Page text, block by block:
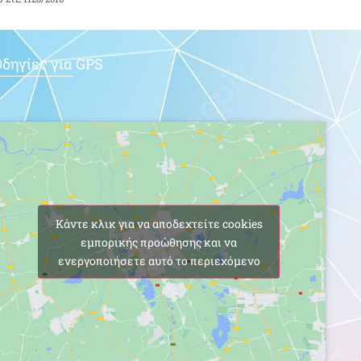
για GPS
Κάντε κλικ για να αποδεχτείτε cookies
εμπορικής προώθησης και να
ενεργοποιήσετε αυτό το περιεχόμενο